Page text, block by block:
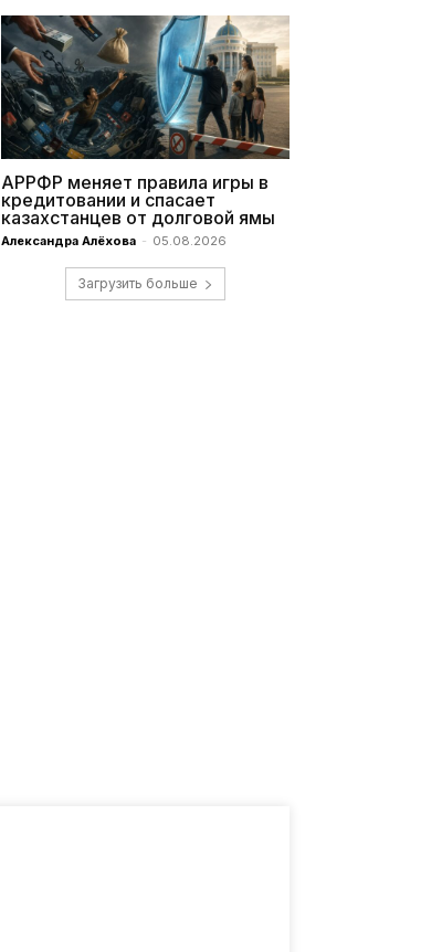
АРРФР меняет правила игры в
кредитовании и спасает
казахстанцев от долговой ямы
Александра Алёхова - 05.08.2026
Загрузить больше